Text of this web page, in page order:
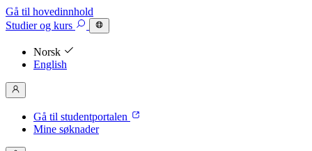
Gå til hovedinnhold
Studierog kurs
Norsk
English
Gå til studentportalen
Mine søknader